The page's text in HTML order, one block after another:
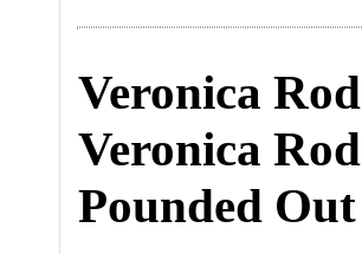
Veronica
Veronica
Pounded